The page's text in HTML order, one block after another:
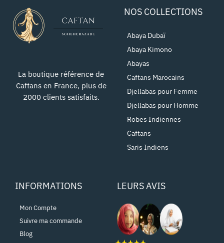
La boutique référence de
Caftans en France, plus de
2000 clients satisfaits.
NOS COLLECTIONS
Abaya Dubaï
Abaya Kimono
Abayas
Caftans Marocains
Djellabas pour Femme
Djellabas pour Homme
Robes Indiennes
Caftans
Saris Indiens
INFORMATIONS
Mon Compte
Suivre ma commande
Blog
LEURS AVIS